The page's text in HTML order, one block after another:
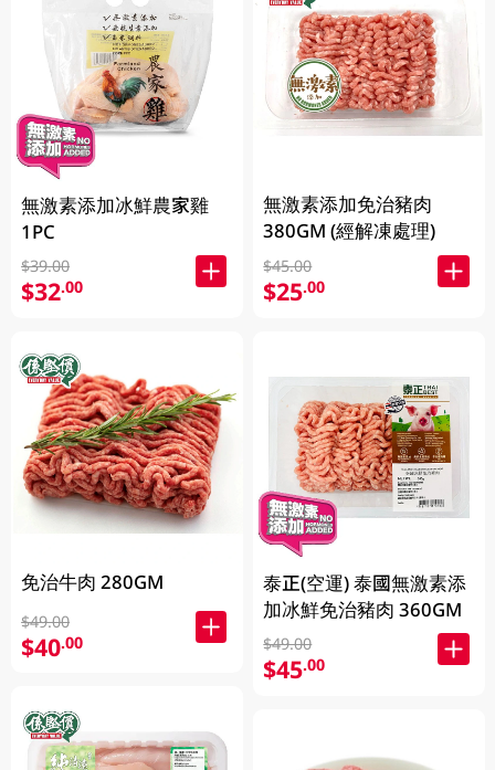
無激素添加冰鮮農家雞
1PC
$39.00
$32.00
免治牛肉 280GM
$49.00
$40.00
無激素添加免治豬肉
380GM (經解凍處理)
$45.00
$25.00
泰正(空運) 泰國無激素添
加冰鮮免治豬肉 360GM
$49.00
$45.00